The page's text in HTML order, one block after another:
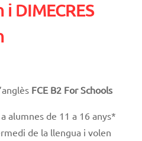
DIMECRES
FCE B2 For Schools
alumnes de 11 a 16 anys*
de la llengua i volen